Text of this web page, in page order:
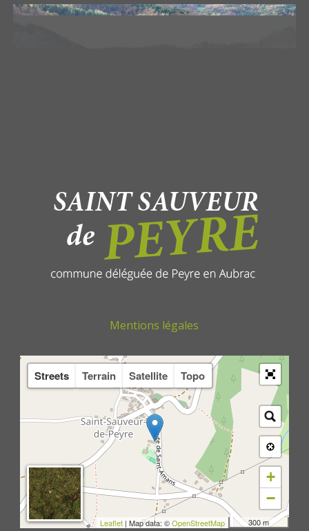
Mentions légales
Streets Terrain Satellite Topo
+
−
300 m
Leaflet | Map data: ©OpenStreetMap